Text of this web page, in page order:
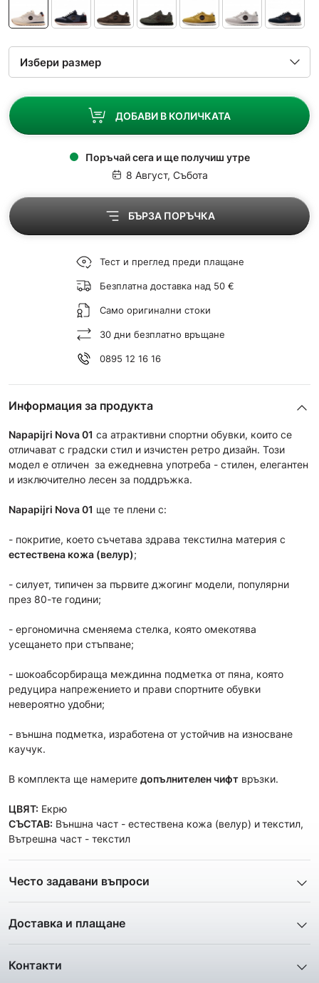
ДОБАВИ В КОЛИЧКАТА
Поръчай сега и ще получиш утре
8 Август, Събота
БЪРЗА ПОРЪЧКА
Тест и преглед преди плащане
Безплатна доставка над 50 €
Само оригинални стоки
30 дни безплатно връщане
0895 12 16 16
Информация за продукта
Napapijri Nova 01 са атрактивни спортни обувки, които се
отличават с градски стил и изчистен ретро дизайн. Този
модел е отличен за ежедневна употреба - стилен, елегантен
и изключително лесен за поддръжка.
Napapijri Nova 01 ще те плени с:
- покритие, което съчетава здрава текстилна материя с
естествена кожа (велур);
- силует, типичен за първите джогинг модели, популярни
през 80-те години;
- ергономична сменяема стелка, която омекотява
усещането при стъпване;
- шокоабсорбираща междинна подметка от пяна, която
редуцира напрежението и прави спортните обувки
невероятно удобни;
- външна подметка, изработена от устойчив на износване
каучук.
В комплекта ще намерите допълнителен чифт връзки.
ЦВЯТ: Екрю
СЪСТАВ: Външна част - естествена кожа (велур) итекстил,
Вътрешна част - текстил
Често задавани въпроси
ще получа?
добие максимално ясна и точна представа за дадения
Доставка и плащане
използваме услугите на куриерските фирми
Контакти